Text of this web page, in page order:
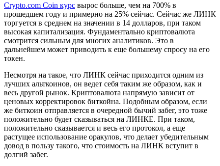
Crypto.com Coin курс вырос больше, чем на 700% в
прошедшем году и примерно на 25% сейчас. Сейчас же ЛИНК
торгуется в среднем на значении в 14 долларов, при таком
высокая капитализация. Фундаментально криптовалюта
смотрится сильным для многих аналитиков. Это в
дальнейшем может приводить к еще большему спросу на его
токен.
Несмотря на такое, что ЛИНК сейчас приходится одним из
лучших альткоинов, он ведет себя таким же образом, как и
весь другой рынок. Криптовалюта напрямую зависит от
ценовых корректировок биткойна. Подобным образом, если
же биткоин отправляется в очередной бычий забег, это тоже
положительно будет сказываться на ЛИНКЕ. При таком,
положительно сказывается и весь его протокол, а еще
растущее использование оракулов, что делает убедительным
довод в пользу такого, что стоимость на ЛИНК вступит в
долгий забег.